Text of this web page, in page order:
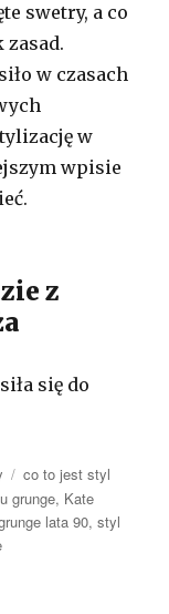
swetry, a co
w czasach
w
wpisie
z
się do
Tagi
co to jest styl
grunge, Kate
lata 90,styl